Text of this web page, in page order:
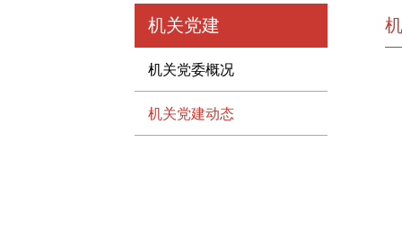
机关党建
机关党委概况
机关党建动态